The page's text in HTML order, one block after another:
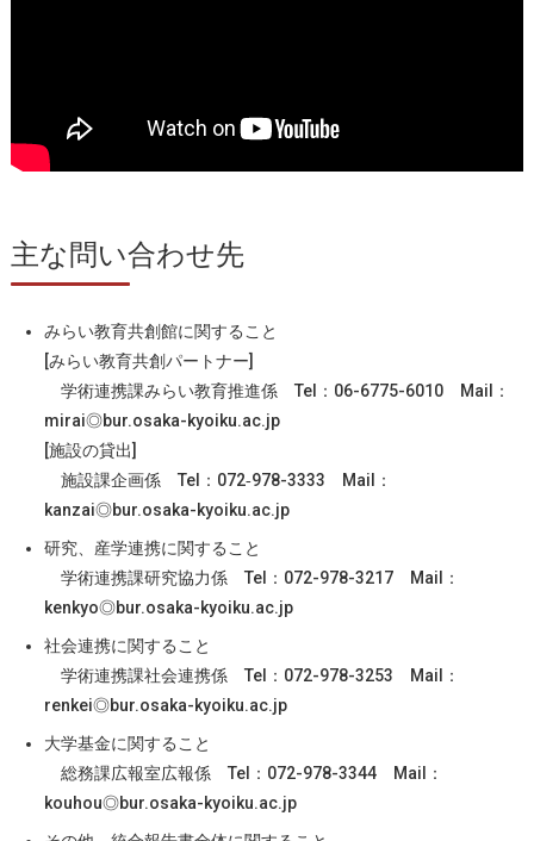
主な問い合わせ先
みらい教育共創館に関すること
[みらい教育共創パートナー]
学術連携課みらい教育推進係 Tel：06-6775-6010 Mail：
mirai◎bur.osaka-kyoiku.ac.jp
[施設の貸出]
施設課企画係 Tel：072‐978-3333 Mail：
kanzai◎bur.osaka-kyoiku.ac.jp
研究、産学連携に関すること
学術連携課研究協力係 Tel：072-978-3217 Mail：
kenkyo◎bur.osaka-kyoiku.ac.jp
社会連携に関すること
学術連携課社会連携係 Tel：072-978-3253 Mail：
renkei◎bur.osaka-kyoiku.ac.jp
大学基金に関すること
総務課広報室広報係 Tel：072-978-3344 Mail：
kouhou◎bur.osaka-kyoiku.ac.jp